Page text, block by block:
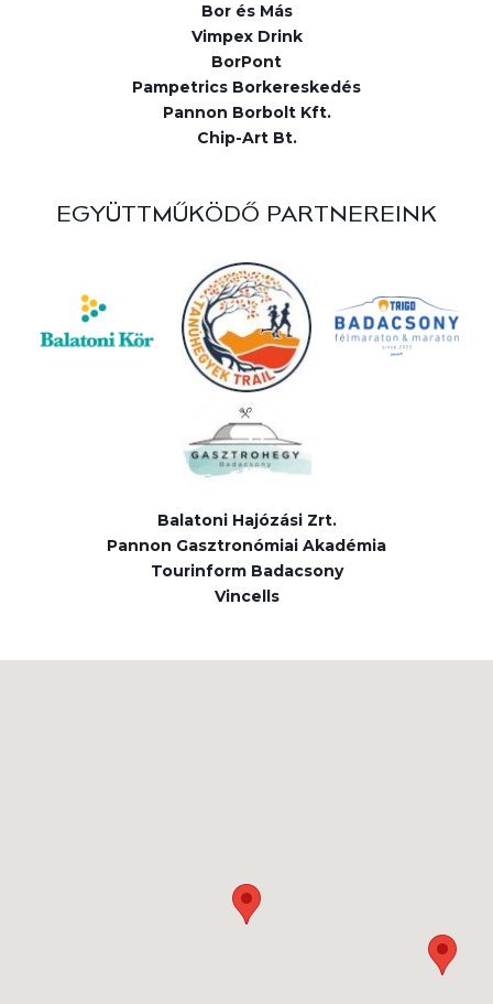
Bor és Más
Vimpex Drink
BorPont
Pampetrics Borkereskedés
Pannon Borbolt Kft.
Chip-Art Bt.
EGYÜTTMŰKÖDŐ PARTNEREINK
Balatoni Hajózási Zrt.
Pannon Gasztronómiai Akadémia
Tourinform Badacsony
Vincells